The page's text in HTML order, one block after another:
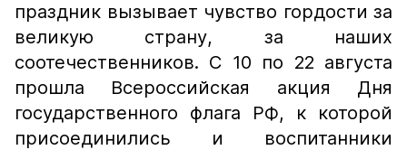
праздник вызывает чувство гордости за
великую страну, за наших
соотечественников. С 10 по 22 августа
прошла Всероссийская акция Дня
государственного флага РФ, к которой
присоединились и воспитанники